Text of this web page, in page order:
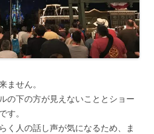
ません。
の下の方が見えないこととショー
す。
く人の話し声が気になるため、ま